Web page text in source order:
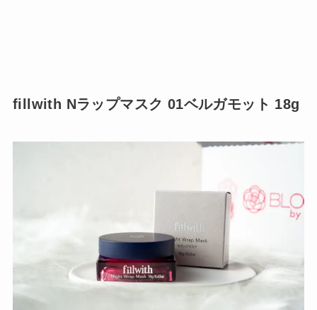
fillwith Nラップマスク 01ベルガモット 18g